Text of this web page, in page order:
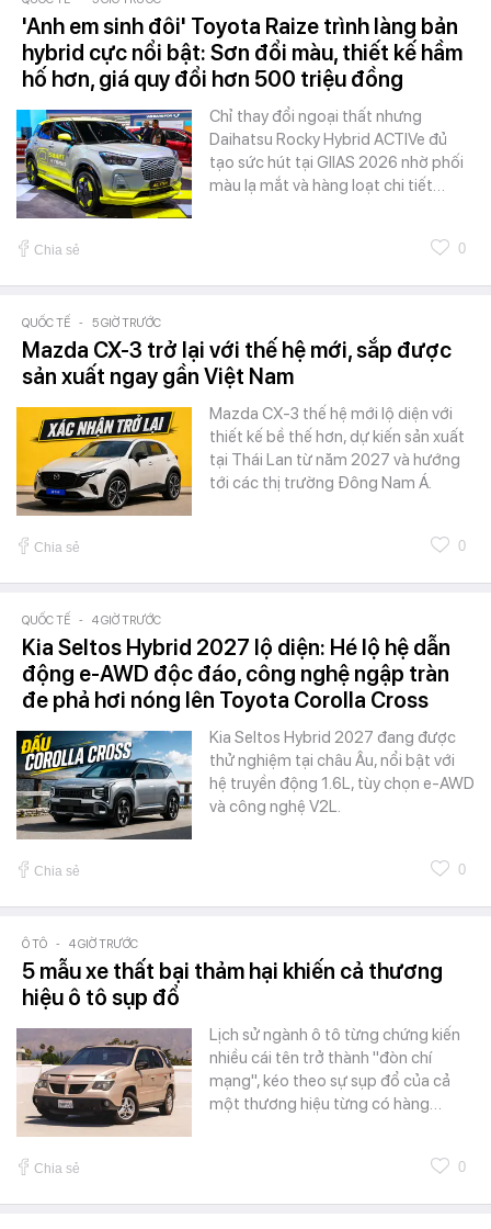
'Anh em sinh đôi' Toyota Raize trình làng bản
hybrid cực nổi bật: Sơn đổi màu, thiết kế hầm
hố hơn, giá quy đổi hơn 500 triệu đồng
Chỉ thay đổi ngoại thất nhưng
Daihatsu Rocky Hybrid ACTIVe đủ
tạo sức hút tại GIIAS 2026 nhờ phối
màu lạ mắt và hàng loạt chi tiết…
Chia sẻ 0
QUỐC TẾ - 5 GIỜ TRƯỚC
Mazda CX-3 trở lại với thế hệ mới, sắp được
sản xuất ngay gần Việt Nam
Mazda CX-3 thế hệ mới lộ diện với
thiết kế bề thế hơn, dự kiến sản xuất
tại Thái Lan từ năm 2027 và hướng
tới các thị trường Đông Nam Á.
Chia sẻ 0
QUỐC TẾ - 4 GIỜ TRƯỚC
Kia Seltos Hybrid 2027 lộ diện: Hé lộ hệ dẫn
động e-AWD độc đáo, công nghệ ngập tràn
đe phả hơi nóng lên Toyota Corolla Cross
Kia Seltos Hybrid 2027 đang được
thử nghiệm tại châu Âu, nổi bật với
hệ truyền động 1.6L, tùy chọn e-AWD
và công nghệ V2L.
Chia sẻ 0
Ô TÔ - 4 GIỜ TRƯỚC
5 mẫu xe thất bại thảm hại khiến cả thương
hiệu ô tô sụp đổ
Lịch sử ngành ô tô từng chứng kiến
nhiều cái tên trở thành "đòn chí
mạng", kéo theo sự sụp đổ của cả
một thương hiệu từng có hàng…
Chia sẻ 0